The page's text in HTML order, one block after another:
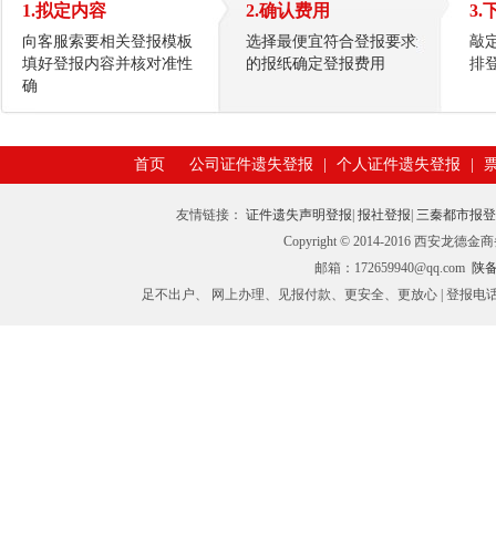
1.拟定内容
向客服索要相关登报模板
填好登报内容并核对准性
确
2.确认费用
选择最便宜符合登报要求
的报纸确定登报费用
3.
敲
排
首页 公司证件遗失登报 个人证件遗失登报
友情链接：证件遗失声明登报 |报社登报 |三秦都市报
Copyright © 2014-2016 西安龙德金
邮箱：172659940@qq.com 陕
足不出户、 网上办理、见报付款、更安全、更放心 | 登报电